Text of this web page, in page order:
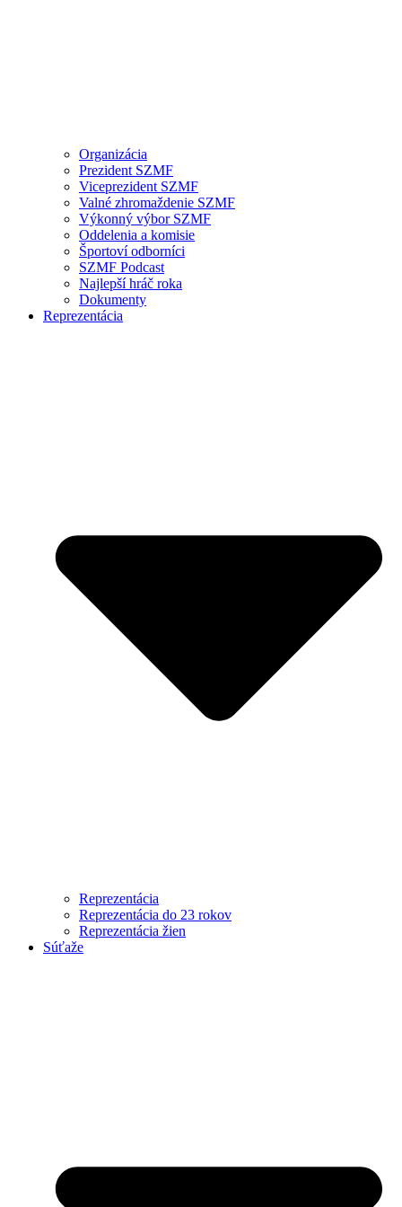
Organizácia
Prezident SZMF
Viceprezident SZMF
Valné zhromaždenie SZMF
Výkonný výbor SZMF
Oddelenia a komisie
Športoví odborníci
SZMF Podcast
Najlepší hráč roka
Dokumenty
Reprezentácia
Reprezentácia
Reprezentácia do 23 rokov
Reprezentácia žien
Súťaže